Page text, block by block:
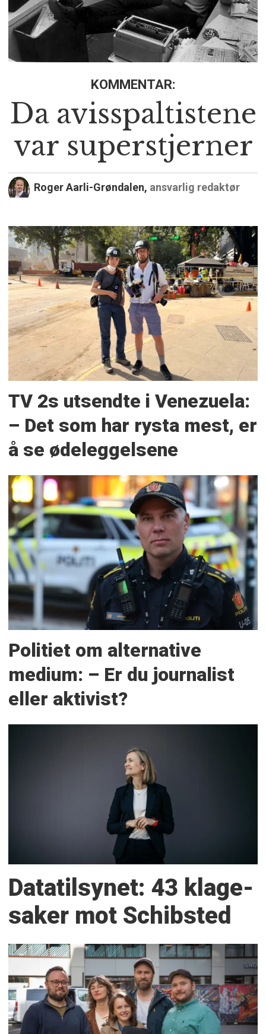
KOMMENTAR:
Da avisspaltistene
var superstjerner
Roger Aarli-Grøndalen, ansvarlig redaktør
TV 2s utsendte i Venezuela:
– Det som har rysta mest, er
å se ødeleggelsene
Politiet om alternative
medium: – Er du journalist
eller aktivist?
Datatilsynet: 43 klage­
saker mot Schibsted